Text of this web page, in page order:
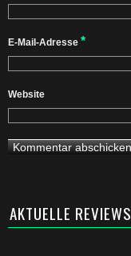
E-Mail-Adresse *
Website
AKTUELLE REVIEWS